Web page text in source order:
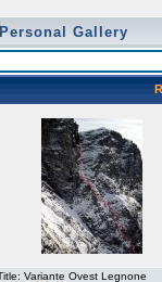
Gallery
Variante Ovest Legnone